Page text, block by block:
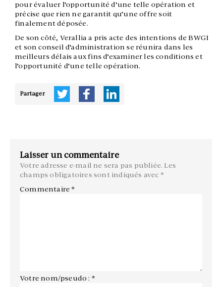
pour évaluer l’opportunité d’une telle opération et
précise que rien ne garantit qu’une offre soit
finalement déposée.
De son côté, Verallia a pris acte des intentions de BWGI
et son conseil d’administration se réunira dans les
meilleurs délais aux fins d’examiner les conditions et
l’opportunité d’une telle opération.
Partager
Laisser un commentaire
Votre adresse e-mail ne sera pas publiée. Les
champs obligatoires sont indiqués avec *
Commentaire*
Votre nom/pseudo : *